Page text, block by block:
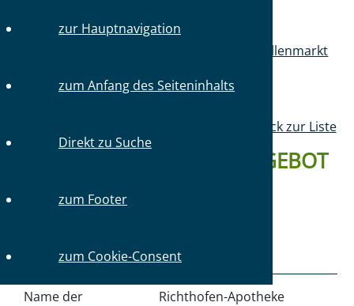
zur Hauptnavigation
zum Anfang des Seiteninhalts
Direkt zu Suche
zum Footer
zum Cookie-Consent
Stellenmarkt
Zurück zur Liste
DETAILS ZUM STELLENANGEBOT
Art der Einrichtung Apotheke
Name der
Richthofen-Apotheke